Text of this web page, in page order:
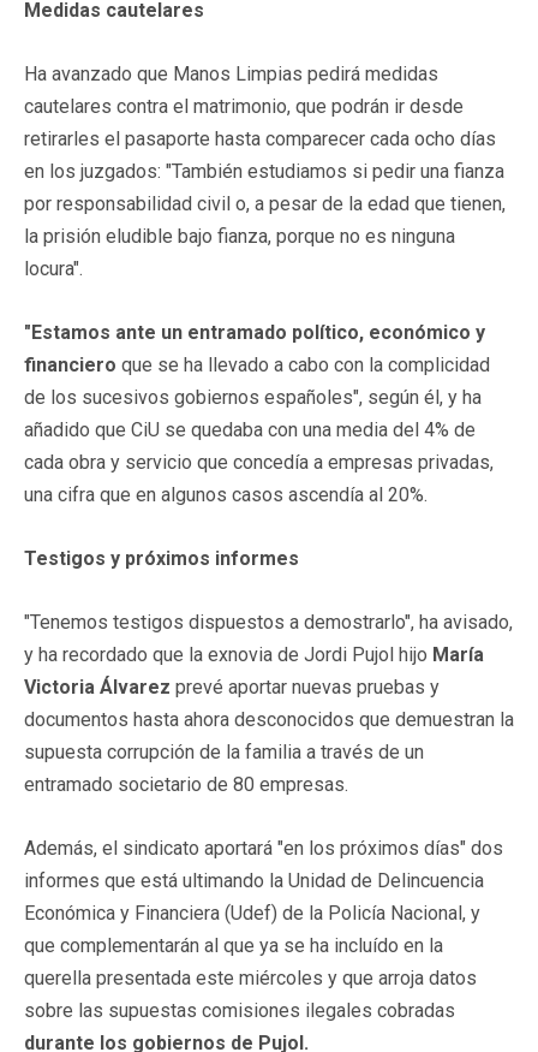
Medidas cautelares
Ha avanzado que Manos Limpias pedirá medidas
cautelares contra el matrimonio, que podrán ir desde
retirarles el pasaporte hasta comparecer cada ocho días
en los juzgados: "También estudiamos si pedir una fianza
por responsabilidad civil o, a pesar de la edad que tienen,
la prisión eludible bajo fianza, porque no es ninguna
locura".
"Estamos ante un entramado político, económico y
financiero que se ha llevado a cabo con la complicidad
de los sucesivos gobiernos españoles", según él, y ha
añadido que CiU se quedaba con una media del 4% de
cada obra y servicio que concedía a empresas privadas,
una cifra que en algunos casos ascendía al 20%.
Testigos y próximos informes
"Tenemos testigos dispuestos a demostrarlo", ha avisado,
y ha recordado que la exnovia de Jordi Pujol hijo María
Victoria Álvarez prevé aportar nuevas pruebas y
documentos hasta ahora desconocidos que demuestran la
supuesta corrupción de la familia a través de un
entramado societario de 80 empresas.
Además, el sindicato aportará "en los próximos días" dos
informes que está ultimando la Unidad de Delincuencia
Económica y Financiera (Udef) de la Policía Nacional, y
que complementarán al que ya se ha incluído en la
querella presentada este miércoles y que arroja datos
sobre las supuestas comisiones ilegales cobradas
durante los gobiernos de Pujol.